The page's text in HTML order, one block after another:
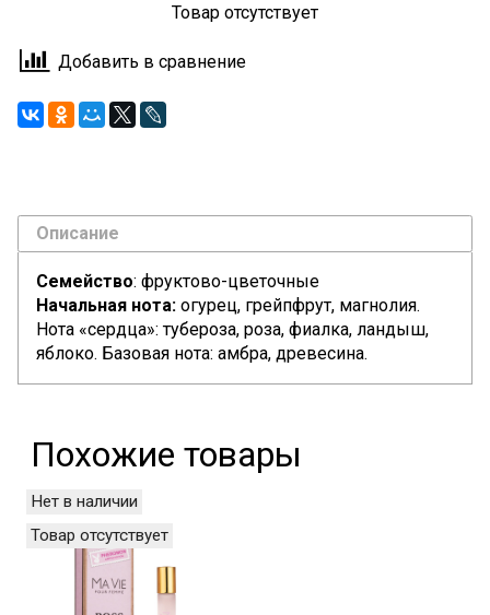
Товар отсутствует
Добавить в сравнение
Описание
Семейство: фруктово-цветочные
Начальная нота: огурец, грейпфрут, магнолия.
Нота «сердца»: тубероза, роза, фиалка, ландыш,
яблоко. Базовая нота: амбра, древесина.
Похожие товары
Нет в наличии
Товар отсутствует